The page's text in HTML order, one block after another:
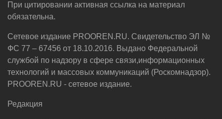
При цитировании активная ссылка на материал
обязательна.
Сетевое издание PROOREN.RU. Свидетельство ЭЛ №
ФС 77 – 67456 от 18.10.2016. Выдано Федеральной
службой по надзору в сфере связи,информационных
технологий и массовых коммуникаций (Роскомнадзор).
PROOREN.RU - сетевое издание.
Редакция